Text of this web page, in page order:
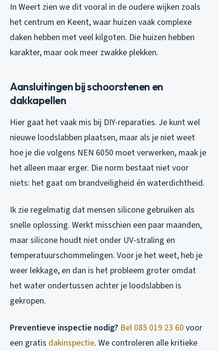
In Weert zien we dit vooral in de oudere wijken zoals
het centrum en Keent, waar huizen vaak complexe
daken hebben met veel kilgoten. Die huizen hebben
karakter, maar ook meer zwakke plekken.
Aansluitingen bij schoorstenen en
dakkapellen
Hier gaat het vaak mis bij DIY-reparaties. Je kunt wel
nieuwe loodslabben plaatsen, maar als je niet weet
hoe je die volgens NEN 6050 moet verwerken, maak je
het alleen maar erger. Die norm bestaat niet voor
niets: het gaat om brandveiligheid én waterdichtheid.
Ik zie regelmatig dat mensen silicone gebruiken als
snelle oplossing. Werkt misschien een paar maanden,
maar silicone houdt niet onder UV-straling en
temperatuurschommelingen. Voor je het weet, heb je
weer lekkage, en dan is het probleem groter omdat
het water ondertussen achter je loodslabben is
gekropen.
Preventieve inspectie nodig? Bel 085 019 23 60 voor
een gratis dakinspectie. We controleren alle kritieke